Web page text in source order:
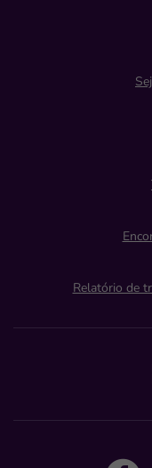
Relatório de